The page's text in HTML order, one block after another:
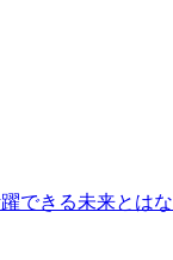
できる未来とは